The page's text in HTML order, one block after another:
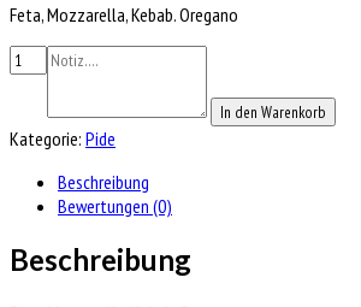
Feta, Mozzarella, Kebab. Oregano
In den Warenkorb
Kategorie: Pide
Beschreibung
Bewertungen (0)
Beschreibung